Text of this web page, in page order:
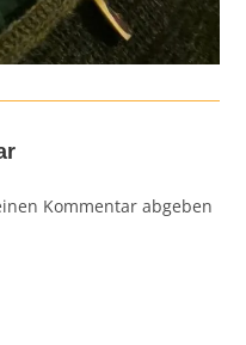
Kommentar abgeben